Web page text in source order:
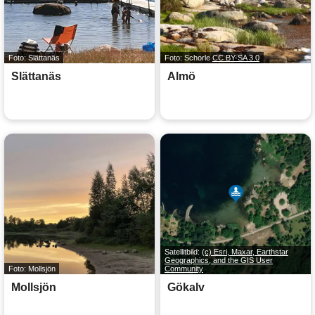
Foto: Slättanäs
Slättanäs
Foto: SchorleCC BY-SA 3.0
Almö
Foto: Mollsjön
Mollsjön
Satellitbild: (c) Esri, Maxar, Earthstar
Geographics, and the GIS User
Community
Gökalv